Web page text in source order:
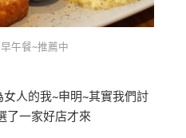
午餐~推薦中
人的我~申明~其實我們討
了一家好店才來